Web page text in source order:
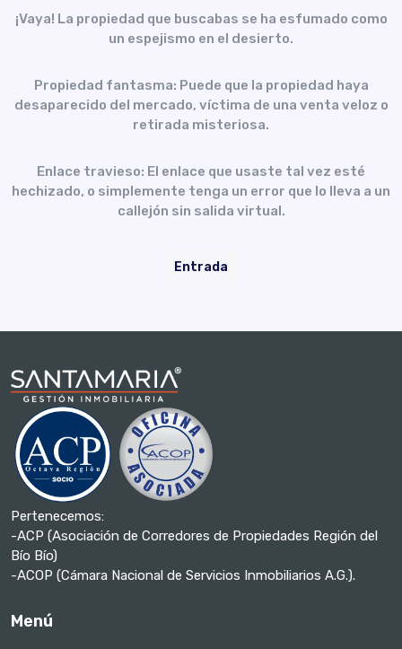
¡Vaya! La propiedad que buscabas se ha esfumado como
un espejismo en el desierto.
Propiedad fantasma: Puede que la propiedad haya
desaparecido del mercado, víctima de una venta veloz o
retirada misteriosa.
Enlace travieso: El enlace que usaste tal vez esté
hechizado, o simplemente tenga un error que lo lleva a un
callejón sin salida virtual.
Entrada
Pertenecemos:
-ACP (Asociación de Corredores de Propiedades Región del
Bío Bío)
-ACOP (Cámara Nacional de Servicios Inmobiliarios A.G.).
Menú